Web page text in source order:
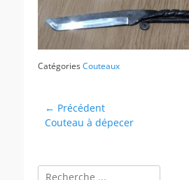
CatégoriesCouteaux
Navigation
de
← Précédent
Article
Couteau à dépecer
Rechercher :